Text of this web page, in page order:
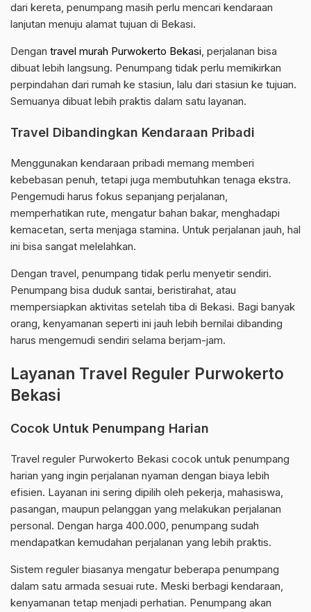
dari kereta, penumpang masih perlu mencari kendaraan
lanjutan menuju alamat tujuan di Bekasi.
Dengan travel murah Purwokerto Bekasi, perjalanan bisa
dibuat lebih langsung. Penumpang tidak perlu memikirkan
perpindahan dari rumah ke stasiun, lalu dari stasiun ke tujuan.
Semuanya dibuat lebih praktis dalam satu layanan.
Travel Dibandingkan Kendaraan Pribadi
Menggunakan kendaraan pribadi memang memberi
kebebasan penuh, tetapi juga membutuhkan tenaga ekstra.
Pengemudi harus fokus sepanjang perjalanan,
memperhatikan rute, mengatur bahan bakar, menghadapi
kemacetan, serta menjaga stamina. Untuk perjalanan jauh, hal
ini bisa sangat melelahkan.
Dengan travel, penumpang tidak perlu menyetir sendiri.
Penumpang bisa duduk santai, beristirahat, atau
mempersiapkan aktivitas setelah tiba di Bekasi. Bagi banyak
orang, kenyamanan seperti ini jauh lebih bernilai dibanding
harus mengemudi sendiri selama berjam-jam.
Layanan Travel Reguler Purwokerto
Bekasi
Cocok Untuk Penumpang Harian
Travel reguler Purwokerto Bekasi cocok untuk penumpang
harian yang ingin perjalanan nyaman dengan biaya lebih
efisien. Layanan ini sering dipilih oleh pekerja, mahasiswa,
pasangan, maupun pelanggan yang melakukan perjalanan
personal. Dengan harga 400.000, penumpang sudah
mendapatkan kemudahan perjalanan yang lebih praktis.
Sistem reguler biasanya mengatur beberapa penumpang
dalam satu armada sesuai rute. Meski berbagi kendaraan,
kenyamanan tetap menjadi perhatian. Penumpang akan